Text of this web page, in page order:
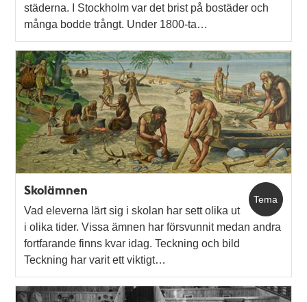
städerna. I Stockholm var det brist på bostäder och
många bodde trångt. Under 1800-ta…
Tema
Skolämnen
Vad eleverna lärt sig i skolan har sett olika ut
i olika tider. Vissa ämnen har försvunnit medan andra
fortfarande finns kvar idag. Teckning och bild
Teckning har varit ett viktigt…